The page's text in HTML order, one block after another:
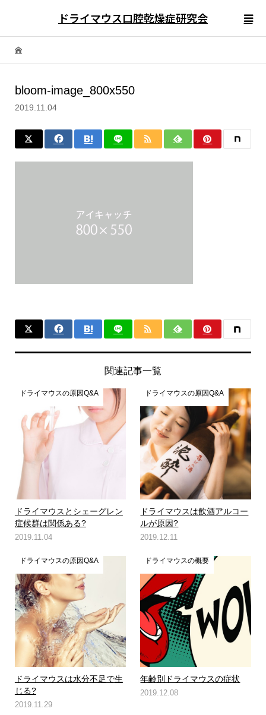
ドライマウス口腔乾燥症研究会
bloom-image_800x550
2019.11.04
関連記事一覧
ドライマウスの原因Q&A
ドライマウスとシェーグレン
症候群は関係ある?
2019.11.04
ドライマウスの原因Q&A
ドライマウスは飲酒アルコー
ルが原因?
2019.12.11
ドライマウスの原因Q&A
ドライマウスは水分不足で生
じる?
2019.11.29
ドライマウスの概要
年齢別ドライマウスの症状
2019.12.08